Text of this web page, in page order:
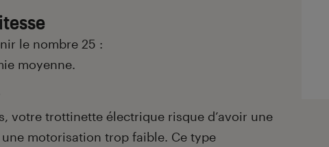
le nombre 25 :
moyenne.
votre trottinette électrique risque d’avoir une
motorisation trop faible. Ce type